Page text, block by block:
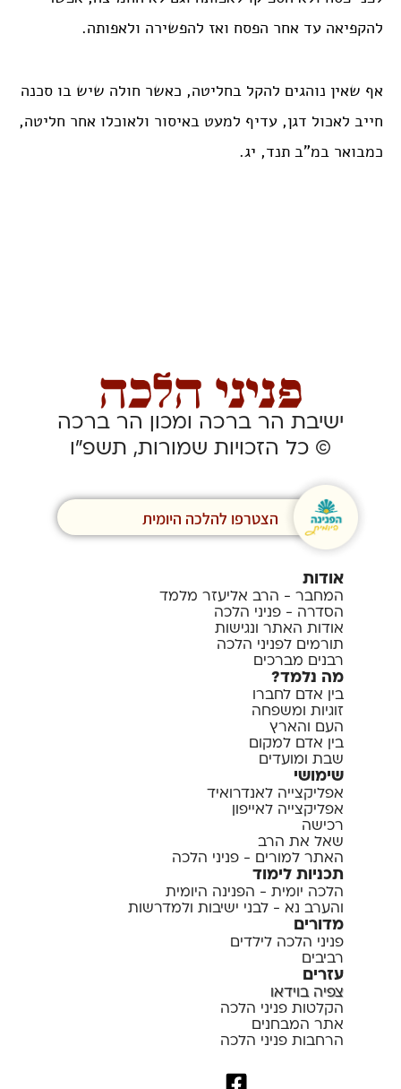
להקפיאה עד אחר הפסח ואז להפשירה ולאפותה.
אף שאין נוהגים להקל בחליטה, כאשר חולה שיש בו סכנה
חייב לאכול דגן, עדיף למעט באיסור ולאוכלו אחר חליטה,
כמבואר במ”ב תנד, יג.
ישיבת הר ברכה ומכון הר ברכה
© כל הזכויות שמורות, תשפ”ו
הצטרפו להלכה היומית
אודות
המחבר - הרב אליעזר מלמד
הסדרה - פניני הלכה
אודות האתר ונגישות
תורמים לפניני הלכה
רבנים מברכים
מה נלמד?
בין אדם לחברו
זוגיות ומשפחה
העם והארץ
בין אדם למקום
שבת ומועדים
שימושי
אפליקצייה לאנדרואיד
אפליקצייה לאייפון
רכישה
שאל את הרב
האתר למורים - פניני הלכה
תכניות לימוד
הלכה יומית - הפנינה היומית
והערב נא - לבני ישיבות ולמדרשות
מדורים
פניני הלכה לילדים
רביבים
עזרים
צפיה בוידאו
הקלטות פניני הלכה
אתר המבחנים
הרחבות פניני הלכה